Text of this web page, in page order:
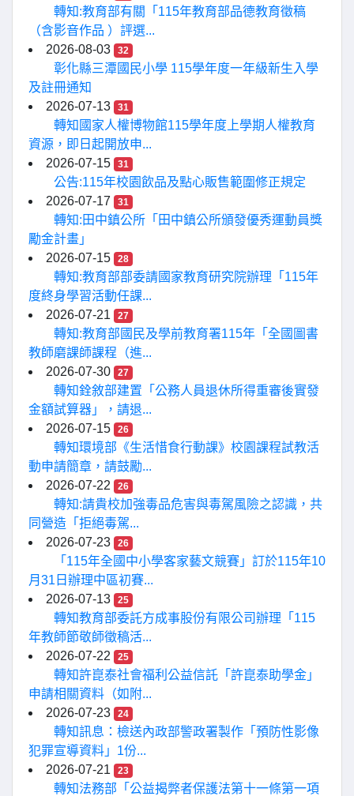
轉知:教育部有關「115年教育部品德教育徵稿
（含影音作品 ）評選...
2026-08-03
32
彰化縣三潭國民小學 115學年度一年級新生入學
及註冊通知
2026-07-13
31
轉知國家人權博物館115學年度上學期人權教育
資源，即日起開放申...
2026-07-15
31
公告:115年校園飲品及點心販售範圍修正規定
2026-07-17
31
轉知:田中鎮公所「田中鎮公所頒發優秀運動員獎
勵金計畫」
2026-07-15
28
轉知:教育部部委請國家教育研究院辦理「115年
度終身學習活動任課...
2026-07-21
27
轉知:教育部國民及學前教育署115年「全國圖書
教師磨課師課程（進...
2026-07-30
27
轉知銓敘部建置「公務人員退休所得重審後實發
金額試算器」，請退...
2026-07-15
26
轉知環境部《生活惜食行動課》校園課程試教活
動申請簡章，請鼓勵...
2026-07-22
26
轉知:請貴校加強毒品危害與毒駕風險之認識，共
同營造「拒絕毒駕...
2026-07-23
26
「115年全國中小學客家藝文競賽」訂於115年10
月31日辦理中區初賽...
2026-07-13
25
轉知教育部委託方成事股份有限公司辦理「115
年教師節敬師徵稿活...
2026-07-22
25
轉知許崑泰社會福利公益信託「許崑泰助學金」
申請相關資料（如附...
2026-07-23
24
轉知訊息：檢送內政部警政署製作「預防性影像
犯罪宣導資料」1份...
2026-07-21
23
轉知法務部「公益揭弊者保護法第十一條第一項